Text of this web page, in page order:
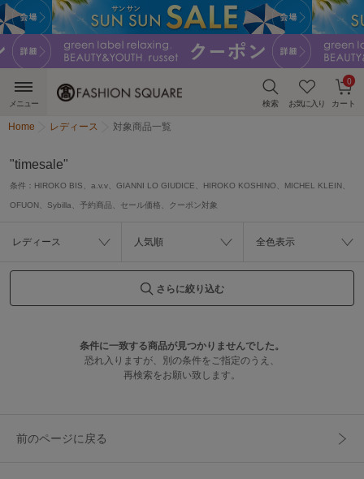
検索 お気に入り カート
0
メニュー
Home レディース 対象商品一覧
"timesale"
条件： HIROKO BIS、a.v.v、GIANNI LO GIUDICE、HIROKO KOSHINO、MICHEL KLEIN、
OFUON、Sybilla、予約商品、セール価格、クーポン対象
レディース 人気順 全色表示
さらに絞り込む
条件に一致する商品が見つかりませんでした。
恐れ入りますが、別の条件をご指定のうえ、
再検索をお願い致します。
前のページに戻る